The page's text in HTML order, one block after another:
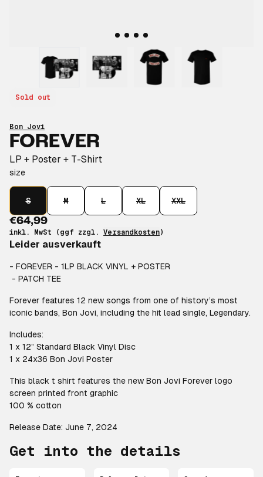
Bon Jovi
FOREVER
LP + Poster + T-Shirt
size
S M L XL XXL
€64,99
inkl. MwSt (ggf zzgl. Versandkosten)
Leider ausverkauft
- FOREVER - 1LP BLACK VINYL + POSTER
- PATCH TEE
Forever features 12 new songs from one of history’s most
iconic bands, Bon Jovi, including the hit lead single, Legendary.
Includes:
1 x 12” Standard Black Vinyl Disc
1 x 24x36 Bon Jovi Poster
This black t shirt features the new Bon Jovi Forever logo
screen printed front graphic
100 % cotton
Release Date: June 7, 2024
Get into the details
Sold out